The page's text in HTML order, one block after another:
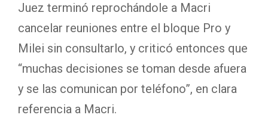
Juez terminó reprochándole a Macri
cancelar reuniones entre el bloque Pro y
Milei sin consultarlo, y criticó entonces que
“muchas decisiones se toman desde afuera
y se las comunican por teléfono”, en clara
referencia a Macri.